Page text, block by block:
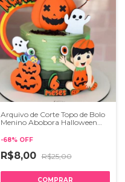
Arquivo de Corte Topo de Bolo
Menino Abobora Halloween
-68% OFF
R$8,00 R$25,00